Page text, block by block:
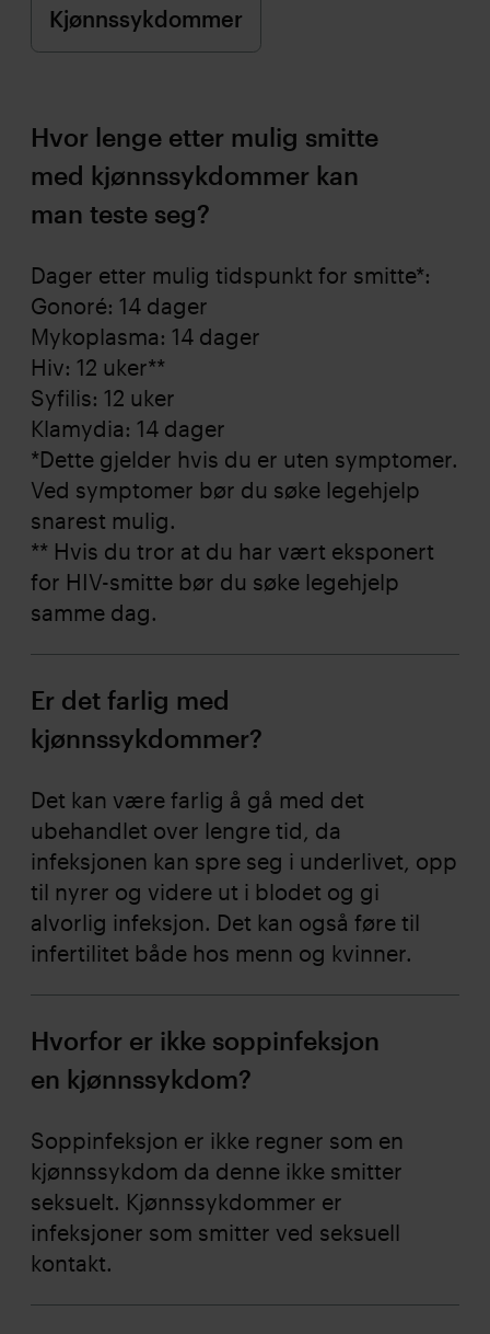
Hvor lenge etter mulig smitte
med kjønnssykdommer kan
man teste seg?
Dager etter mulig tidspunkt for smitte*:
Gonoré: 14 dager
Mykoplasma: 14 dager
Hiv: 12 uker**
Syfilis: 12 uker
Klamydia: 14 dager
*Dette gjelder hvis du er uten symptomer.
Ved symptomer bør du søke legehjelp
snarest mulig.
** Hvis du tror at du har vært eksponert
for HIV-smitte bør du søke legehjelp
samme dag.
Er det farlig med
kjønnssykdommer?
Det kan være farlig å gå med det
ubehandlet over lengre tid, da
infeksjonen kan spre seg i underlivet, opp
til nyrer og videre ut i blodet og gi
alvorlig infeksjon. Det kan også føre til
infertilitet både hos menn og kvinner.
Hvorfor er ikke soppinfeksjon
en kjønnssykdom?
Soppinfeksjon er ikke regner som en
kjønnssykdom da denne ikke smitter
seksuelt. Kjønnssykdommer er
infeksjoner som smitter ved seksuell
kontakt.